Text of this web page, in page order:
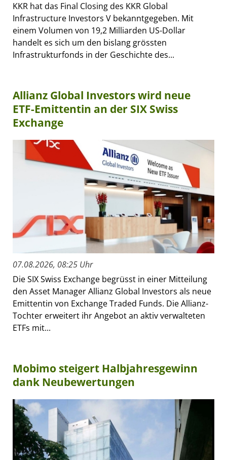
KKR hat das Final Closing des KKR Global
Infrastructure Investors V bekanntgegeben. Mit
einem Volumen von 19,2 Milliarden US-Dollar
handelt es sich um den bislang grössten
Infrastrukturfonds in der Geschichte des...
Allianz Global Investors wird neue
ETF-Emittentin an der SIX Swiss
Exchange
07.08.2026, 08:25 Uhr
Die SIX Swiss Exchange begrüsst in einer Mitteilung
den Asset Manager Allianz Global Investors als neue
Emittentin von Exchange Traded Funds. Die Allianz-
Tochter erweitert ihr Angebot an aktiv verwalteten
ETFs mit...
Mobimo steigert Halbjahresgewinn
dank Neubewertungen